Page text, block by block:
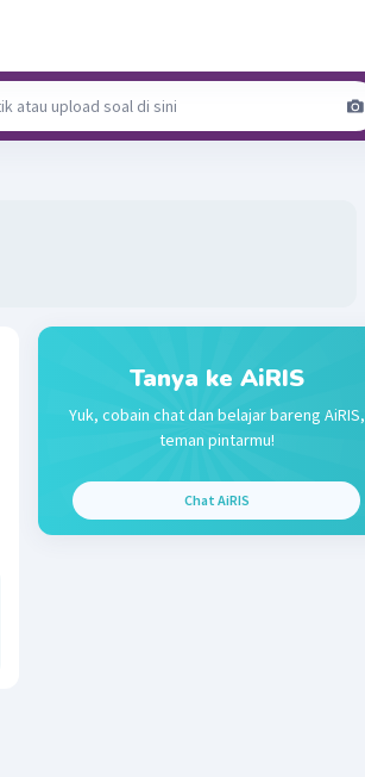
Tanya ke AiRIS
Yuk, cobain chat dan belajar bareng AiRIS,
teman pintarmu!
Chat AiRIS